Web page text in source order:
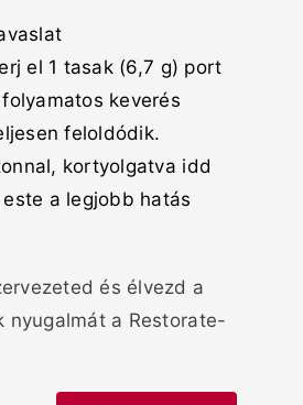
el 1 tasak (6,7 g) port
keverés
feloldódik.
kortyolgatva idd
a legjobb hatás
és élvezd a
nyugalmát a Restorate-